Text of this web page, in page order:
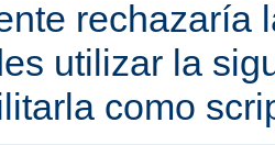
rechazaría
utilizar la
como